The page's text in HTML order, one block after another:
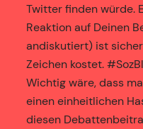
Twitter finden würde.
Reaktion auf Deinen
andiskutiert) ist
Zeichen kostet.
Wichtig wäre, dass
einen einheitlichen
diesen